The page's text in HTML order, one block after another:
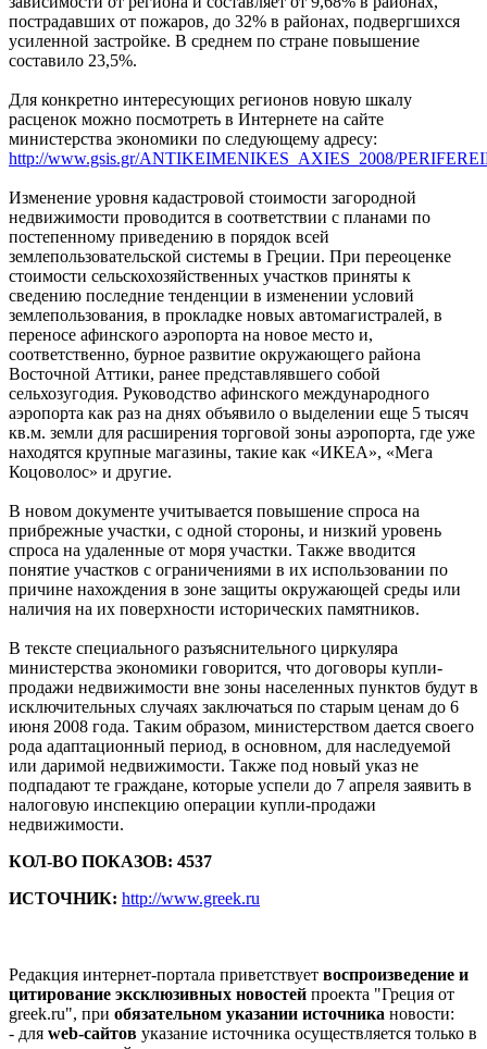
пострадавших от пожаров, до 32% в районах, подвергшихся
усиленной застройке. В среднем по стране повышение
составило 23,5%.
Для конкретно интересующих регионов новую шкалу
расценок можно посмотреть в Интернете на сайте
министерства экономики по следующему адресу:
http://www.gsis.gr/ANTIKEIMENIKES_AXIES_2008/
Изменение уровня кадастровой стоимости загородной
недвижимости проводится в соответствии с планами по
постепенному приведению в порядок всей
землепользовательской системы в Греции. При переоценке
стоимости сельскохозяйственных участков приняты к
сведению последние тенденции в изменении условий
землепользования, в прокладке новых автомагистралей, в
переносе афинского аэропорта на новое место и,
соответственно, бурное развитие окружающего района
Восточной Аттики, ранее представлявшего собой
сельхозугодия. Руководство афинского международного
аэропорта как раз на днях объявило о выделении еще 5 тысяч
кв.м. земли для расширения торговой зоны аэропорта, где уже
находятся крупные магазины, такие как «ИКЕА», «Мега
Коцоволос» и другие.
В новом документе учитывается повышение спроса на
прибрежные участки, с одной стороны, и низкий уровень
спроса на удаленные от моря участки. Также вводится
понятие участков с ограничениями в их использовании по
причине нахождения в зоне защиты окружающей среды или
наличия на их поверхности исторических памятников.
В тексте специального разъяснительного циркуляра
министерства экономики говорится, что договоры купли-
продажи недвижимости вне зоны населенных пунктов будут в
исключительных случаях заключаться по старым ценам до 6
июня 2008 года. Таким образом, министерством дается своего
рода адаптационный период, в основном, для наследуемой
или даримой недвижимости. Также под новый указ не
подпадают те граждане, которые успели до 7 апреля заявить в
налоговую инспекцию операции купли-продажи
недвижимости.
КОЛ-ВО ПОКАЗОВ: 4537
ИСТОЧНИК: http://www.greek.ru
Редакция интернет-портала приветствует воспроизведение и
цитирование эксклюзивных новостей проекта "Греция от
greek.ru", при обязательном указании источника новости:
- для web-сайтов указание источника осуществляется только в